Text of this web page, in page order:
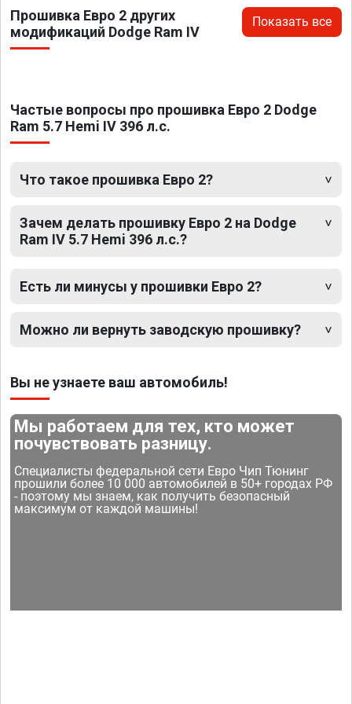
Прошивка Евро 2 других
модификаций Dodge Ram IV
Показать все
Частые вопросы про прошивка Евро 2 Dodge
Ram 5.7 Hemi IV 396 л.с.
Что такое прошивка Евро 2?
Зачем делать прошивку Евро 2 на Dodge
Ram IV 5.7 Hemi 396 л.с.?
Есть ли минусы у прошивки Евро 2?
Можно ли вернуть заводскую прошивку?
Вы не узнаете ваш автомобиль!
Мы работаем для тех, кто может
почувствовать разницу.
Специалисты федеральной сети Евро Чип Тюнинг
прошили более 10 000 автомобилей в 50+ городах РФ
- поэтому мы знаем, как получить безопасный
максимум от каждой машины!